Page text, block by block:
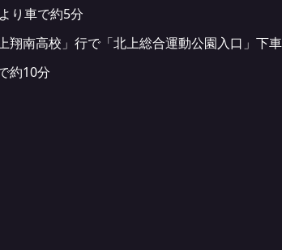
り車で約5分
翔南高校」行で「北上総合運動公園入口」下車
約10分